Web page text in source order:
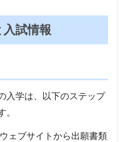
試情報
入学は、以下のステップ
。
ェブサイトから出願書類